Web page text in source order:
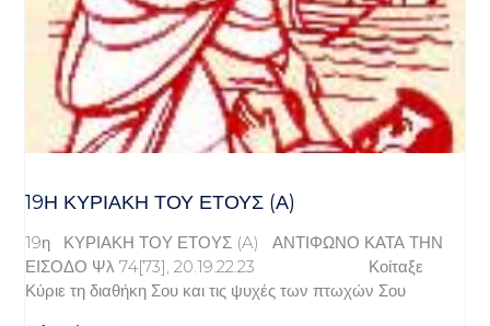
19Η ΚΥΡΙΑΚΉ ΤΟΥ ΈΤΟΥΣ (Α)
19η ΚΥΡΙΑΚΗ ΤΟΥ ΕΤΟΥΣ (A) ΑΝΤΙΦΩΝΟ ΚΑΤΑ ΤΗΝ
ΕΙΣΟΔΟ Ψλ 74[73], 20.19.22.23 Κοίταξε
Κύριε τη διαθήκη Σου και τις ψυχές των πτωχών Σου